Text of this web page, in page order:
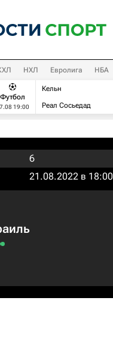
НХЛ Евролига НБА
Футбол
19:00
Кельн
Реал Сосьедад
6
21.08.2022 в 18:00